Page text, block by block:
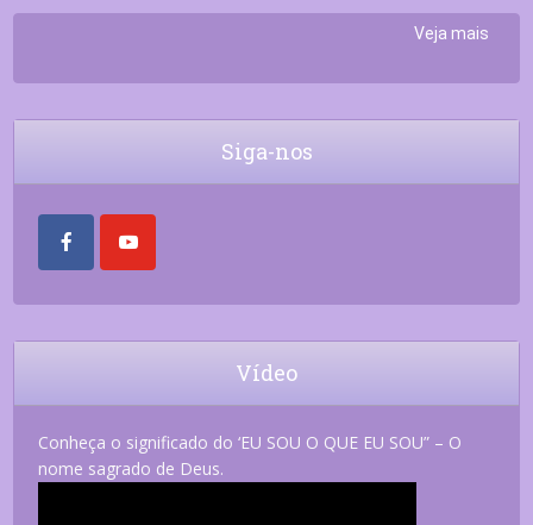
Veja mais
Siga-nos
Vídeo
Conheça o significado do ‘EU SOU O QUE EU SOU” – O
nome sagrado de Deus.